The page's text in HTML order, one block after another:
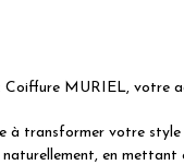
Coiffure MURIEL, votre
à transformer votre style
naturellement, en